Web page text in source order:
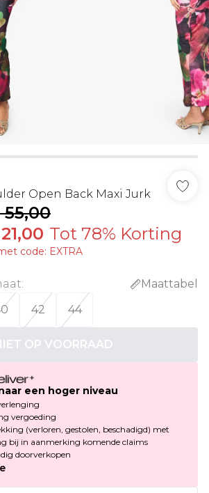
Open Back Maxi Jurk
Tot 78% Korting
code: EXTRA
:
Maattabel
42 44
OP VOORRAAD
een hoger niveau
vergoeding
(verloren, gestolen, beschadigd) met
bij in aanmerking komende claims
doorverkopen